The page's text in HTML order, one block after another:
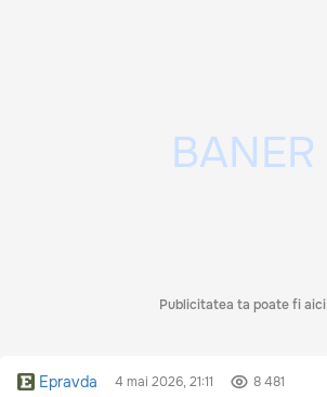
Publicitatea ta poate fi aici
Epravda 4 mai 2026, 21:11 8 481